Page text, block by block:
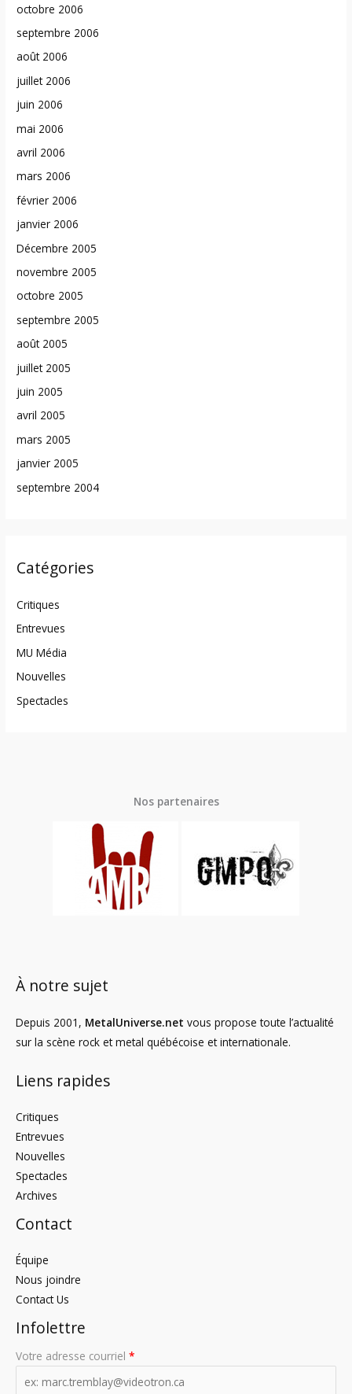
octobre 2006
septembre 2006
août 2006
juillet 2006
juin 2006
mai 2006
avril 2006
mars 2006
février 2006
janvier 2006
Décembre 2005
novembre 2005
octobre 2005
septembre 2005
août 2005
juillet 2005
juin 2005
avril 2005
mars 2005
janvier 2005
septembre 2004
Catégories
Critiques
Entrevues
MU Média
Nouvelles
Spectacles
Nos partenaires
À notre sujet
Depuis 2001, MetalUniverse.net vous propose toute l’actualité
sur la scène rock et metal québécoise et internationale.
Liens rapides
Critiques
Entrevues
Nouvelles
Spectacles
Archives
Contact
Équipe
Nous joindre
Contact Us
Infolettre
Votre adresse courriel *